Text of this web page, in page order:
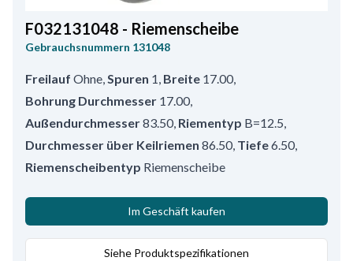
F032131048 - Riemenscheibe
Gebrauchsnummern 131048
Freilauf Ohne,Spuren 1, Breite 17.00,
Bohrung Durchmesser 17.00,
Außendurchmesser83.50, Riementyp B=12.5,
Durchmesser über Keilriemen 86.50, Tiefe6.50,
Riemenscheibentyp Riemenscheibe
Im Geschäft kaufen
Siehe Produktspezifikationen